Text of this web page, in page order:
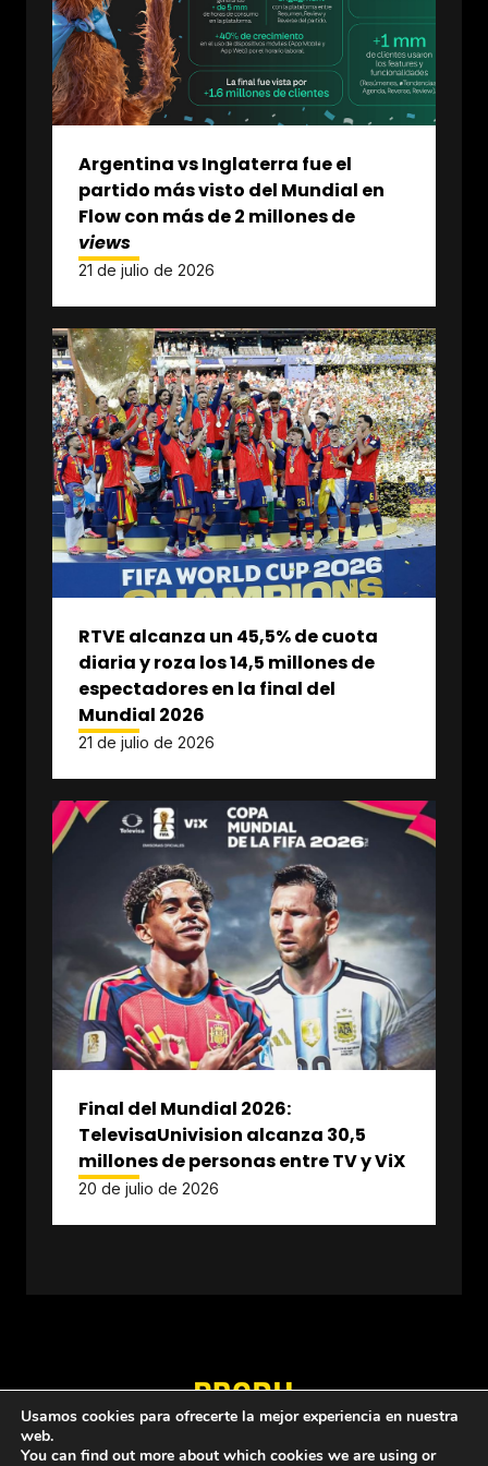
Argentina vs Inglaterra fue el
partido más visto del Mundial en
Flow con más de 2 millones de
views
21 de julio de 2026
RTVE alcanza un 45,5% de cuota
diaria y roza los 14,5 millones de
espectadores en la final del
Mundial 2026
21 de julio de 2026
Final del Mundial 2026:
TelevisaUnivision alcanza 30,5
millones de personas entre TV y ViX
20 de julio de 2026
Usamos cookies para ofrecerte la mejor experiencia en nuestra
web.
You can find out more about which cookies we are using or